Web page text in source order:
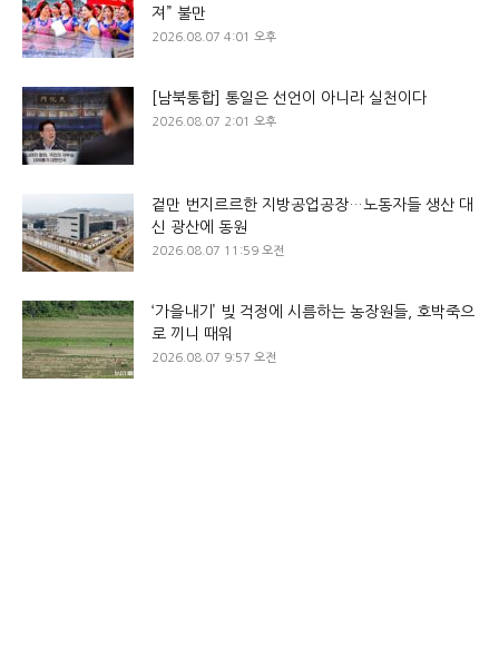
져” 불만
2026.08.07 4:01 오후
[남북통합] 통일은 선언이 아니라 실천이다
2026.08.07 2:01 오후
겉만 번지르르한 지방공업공장…노동자들 생산 대
신 광산에 동원
2026.08.07 11:59 오전
‘가을내기’ 빚 걱정에 시름하는 농장원들, 호박죽으
로 끼니 때워
2026.08.07 9:57 오전